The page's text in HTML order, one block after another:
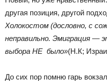
другая позиция, другой
Холокостом (дословно, с
неправильно. Эмиграция —
выбора НЕ было»(Н.К;
До сих пор помню гарь